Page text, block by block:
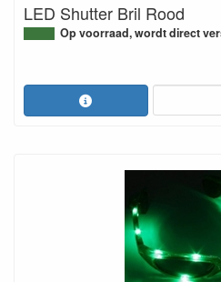
LED Shutter Bril Rood
Op voorraad, wordt direct